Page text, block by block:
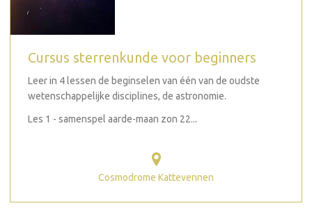
Cursus sterrenkunde voor beginners
Leer in 4 lessen de beginselen van één van de oudste
wetenschappelijke disciplines, de astronomie.
Les 1 - samenspel aarde-maan zon 22...
Cosmodrome Kattevennen